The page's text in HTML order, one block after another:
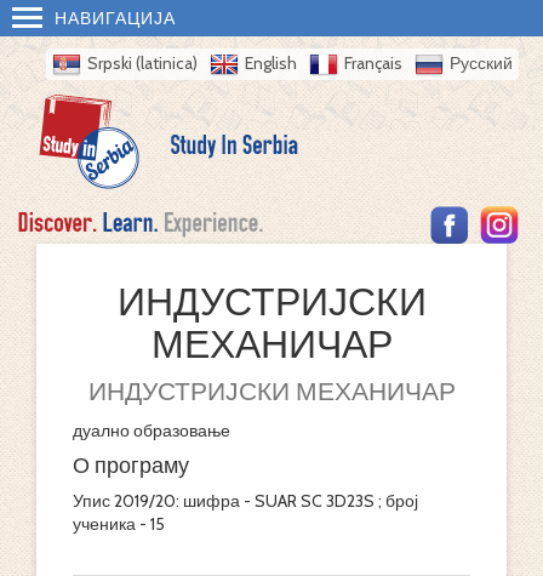
НАВИГАЦИЈА
Srpski (latinica) English Français Русский
ИНДУСТРИЈСКИ
МЕХАНИЧАР
ИНДУСТРИЈСКИ МЕХАНИЧАР
дуално образовање
О програму
Упис 2019/20: шифра - SUAR SC 3D23S ; број
ученика - 15